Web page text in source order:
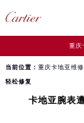
重庆
当前位置： 重庆卡地亚维
轻松修复
卡地亚腕表